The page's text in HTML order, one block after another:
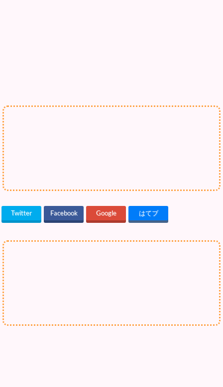
Twitter Facebook Google はてブ